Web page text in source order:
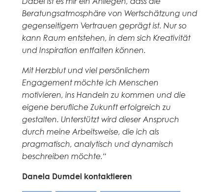
Beratungsatmosphäre von Wertschätzung und
gegenseitigem Vertrauen geprägt ist. Nur so
kann Raum entstehen, in dem sich Kreativität
und Inspiration entfalten können.
Mit Herzblut und viel persönlichem
Engagement möchte ich Menschen
motivieren, ins Handeln zu kommen und die
eigene berufliche Zukunft erfolgreich zu
gestalten. Unterstützt wird dieser Anspruch
durch meine Arbeitsweise, die ich als
pragmatisch, analytisch und dynamisch
beschreiben möchte.“
Danela Dumdei kontaktieren